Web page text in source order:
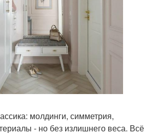
молдинги, симметрия,
- но без излишнего веса. Всё